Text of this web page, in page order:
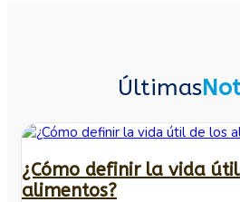
Últimas
¿Cómo definir la vida
alimentos?